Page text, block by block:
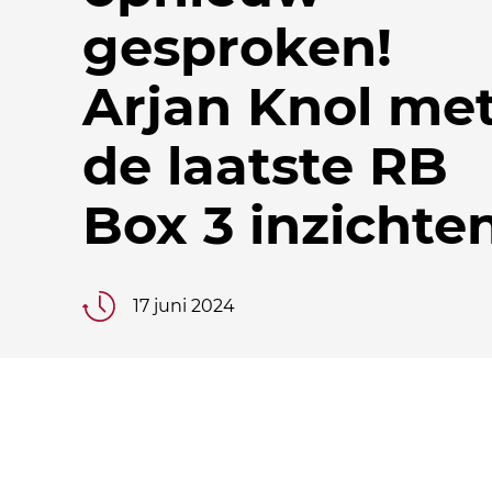
gesproken!
Arjan Knol
de laatste RB
Box 3
17 juni 2024